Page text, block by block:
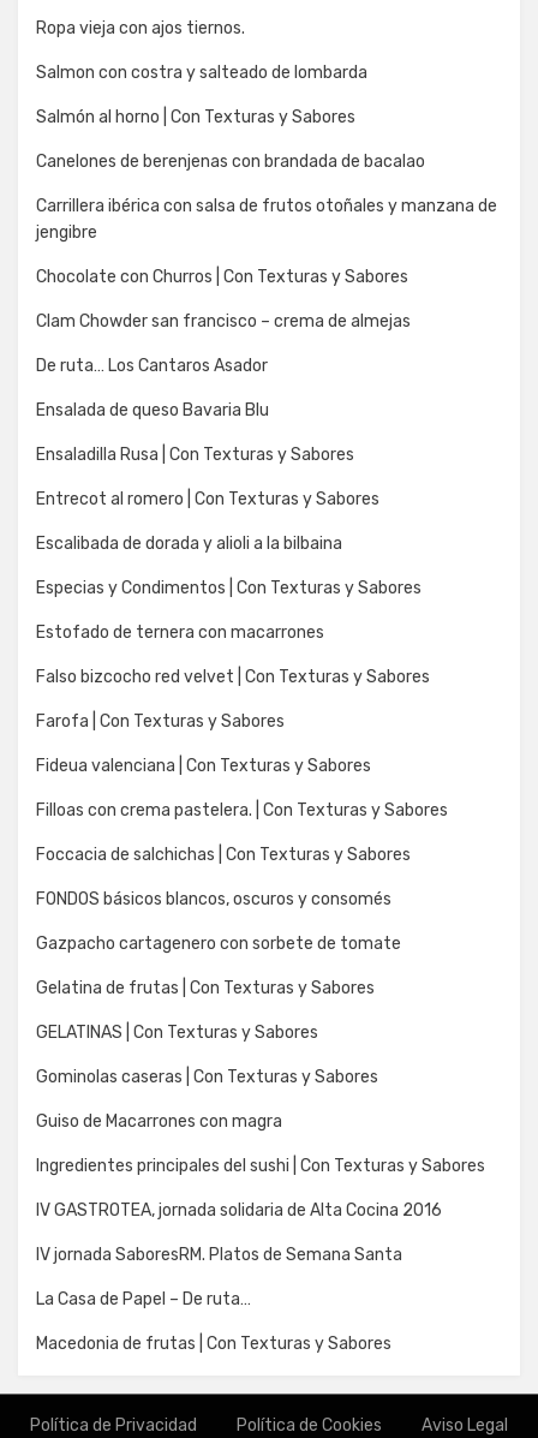
Ropa vieja con ajos tiernos.
Salmon con costra y salteado de lombarda
Salmón al horno | Con Texturas y Sabores
Canelones de berenjenas con brandada de bacalao
Carrillera ibérica con salsa de frutos otoñales y manzana de
jengibre
Chocolate con Churros | Con Texturas y Sabores
Clam Chowder san francisco – crema de almejas
De ruta… Los Cantaros Asador
Ensalada de queso Bavaria Blu
Ensaladilla Rusa | Con Texturas y Sabores
Entrecot al romero | Con Texturas y Sabores
Escalibada de dorada y alioli a la bilbaina
Especias y Condimentos | Con Texturas y Sabores
Estofado de ternera con macarrones
Falso bizcocho red velvet | Con Texturas y Sabores
Farofa | Con Texturas y Sabores
Fideua valenciana | Con Texturas y Sabores
Filloas con crema pastelera. | Con Texturas y Sabores
Foccacia de salchichas | Con Texturas y Sabores
FONDOS básicos blancos, oscuros y consomés
Gazpacho cartagenero con sorbete de tomate
Gelatina de frutas | Con Texturas y Sabores
GELATINAS | Con Texturas y Sabores
Gominolas caseras | Con Texturas y Sabores
Guiso de Macarrones con magra
Ingredientes principales del sushi | Con Texturas y Sabores
IV GASTROTEA, jornada solidaria de Alta Cocina 2016
IV jornada SaboresRM. Platos de Semana Santa
La Casa de Papel – De ruta…
Macedonia de frutas | Con Texturas y Sabores
Política de Privacidad Política de Cookies Aviso Legal